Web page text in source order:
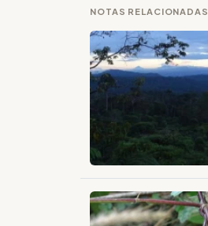
NOTAS RELACIONADAS